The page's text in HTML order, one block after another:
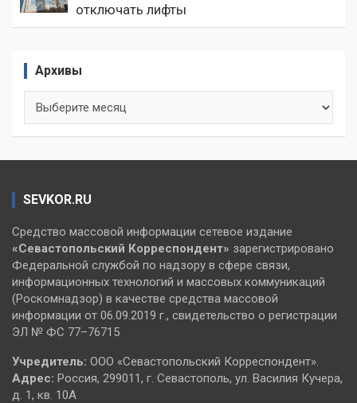
отключать лифты
Архивы
SEVKOR.RU
Средство массовой информации сетевое издание
«Севастопольский Корреспондент» зарегистрировано
Федеральной службой по надзору в сфере связи,
информационных технологий и массовых коммуникаций
(Роскомнадзор) в качестве средства массовой
информации от 06.09.2019 г., свидетельство о регистрации
ЭЛ № ФС 77–76715
Учредитель: ООО «Севастопольский Корреспондент».
Адрес: Россия, 299011, г. Севастополь, ул. Василия Кучера,
д. 1, кв. 10А